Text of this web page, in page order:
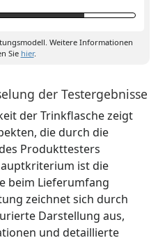
Weitere Informationen
Sie hier.
der Testergebnisse
der Trinkflasche zeigt
die durch die
Produkttesters
ist die
beim Lieferumfang
zeichnet sich durch
Darstellung aus,
und detaillierte